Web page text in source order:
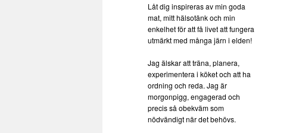
Låt dig inspireras av min goda
mat, mitt hälsotänk och min
enkelhet för att få livet att fungera
utmärkt med många järn i elden!
Jag älskar att träna, planera,
experimentera i köket och att ha
ordning och reda. Jag är
morgonpigg, engagerad och
precis så obekväm som
nödvändigt när det behövs.